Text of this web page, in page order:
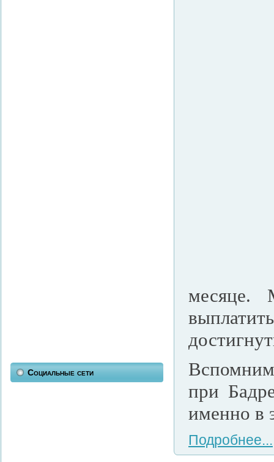
Социальные сети
месяце.
при
именно в
Подробнее...